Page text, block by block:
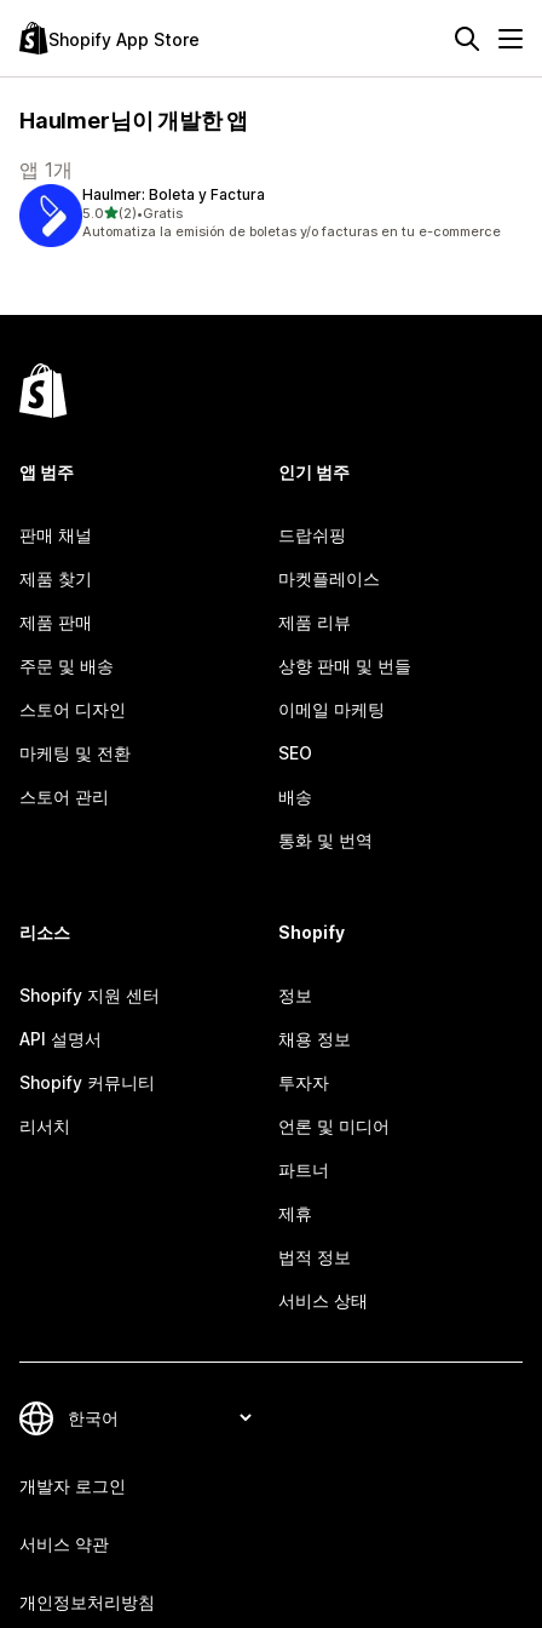
Shopify App Store
Haulmer님이 개발한 앱
앱 1개
Haulmer: Boleta y Factura
5.0별 5개 중
(2)
총 리뷰 2개
•Gratis
Automatiza la emisión de boletas y/o facturas en tu e-commerce
앱 범주
판매 채널
제품 찾기
제품 판매
주문 및 배송
스토어 디자인
마케팅 및 전환
스토어 관리
인기 범주
드랍쉬핑
마켓플레이스
제품 리뷰
상향 판매 및 번들
이메일 마케팅
SEO
배송
통화 및 번역
리소스
Shopify 지원 센터
API 설명서
Shopify 커뮤니티
리서치
Shopify
정보
채용 정보
투자자
언론 및 미디어
파트너
제휴
법적 정보
서비스 상태
개발자 로그인
서비스 약관
개인정보처리방침